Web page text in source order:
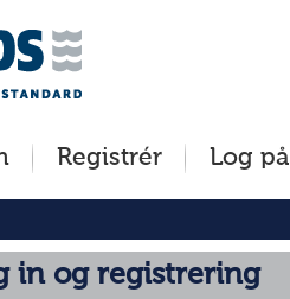
Registrér Log på
in og registrering